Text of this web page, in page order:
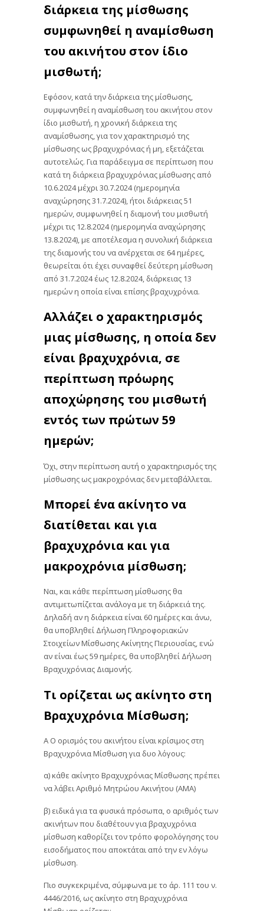
διάρκεια της μίσθωσης
συμφωνηθεί η αναμίσθωση
του ακινήτου στον ίδιο
μισθωτή;
Εφόσον, κατά την διάρκεια της μίσθωσης,
συμφωνηθεί η αναμίσθωση του ακινήτου στον
ίδιο μισθωτή, η χρονική διάρκεια της
αναμίσθωσης, για τον χαρακτηρισμό της
μίσθωσης ως βραχυχρόνιας ή μη, εξετάζεται
αυτοτελώς. Για παράδειγμα σε περίπτωση που
κατά τη διάρκεια βραχυχρόνιας μίσθωσης από
10.6.2024 μέχρι 30.7.2024 (ημερομηνία
αναχώρησης 31.7.2024), ήτοι διάρκειας 51
ημερών, συμφωνηθεί η διαμονή του μισθωτή
μέχρι τις 12.8.2024 (ημερομηνία αναχώρησης
13.8.2024), με αποτέλεσμα η συνολική διάρκεια
της διαμονής του να ανέρχεται σε 64 ημέρες,
θεωρείται ότι έχει συναφθεί δεύτερη μίσθωση
από 31.7.2024 έως 12.8.2024, διάρκειας 13
ημερών η οποία είναι επίσης βραχυχρόνια.
Αλλάζει ο χαρακτηρισμός
μιας μίσθωσης, η οποία δεν
είναι βραχυχρόνια, σε
περίπτωση πρόωρης
αποχώρησης του μισθωτή
εντός των πρώτων 59
ημερών;
Όχι, στην περίπτωση αυτή ο χαρακτηρισμός της
μίσθωσης ως μακροχρόνιας δεν μεταβάλλεται.
Μπορεί ένα ακίνητο να
διατίθεται και για
βραχυχρόνια και για
μακροχρόνια μίσθωση;
Ναι, και κάθε περίπτωση μίσθωσης θα
αντιμετωπίζεται ανάλογα με τη διάρκειά της.
Δηλαδή αν η διάρκεια είναι 60 ημέρες και άνω,
θα υποβληθεί Δήλωση Πληροφοριακών
Στοιχείων Μίσθωσης Ακίνητης Περιουσίας, ενώ
αν είναι έως 59 ημέρες, θα υποβληθεί Δήλωση
Βραχυχρόνιας Διαμονής.
Τι ορίζεται ως ακίνητο στη
Βραχυχρόνια Μίσθωση;
Α Ο ορισμός του ακινήτου είναι κρίσιμος στη
Βραχυχρόνια Μίσθωση για δυο λόγους:
α) κάθε ακίνητο Βραχυχρόνιας Μίσθωσης πρέπει
να λάβει Αριθμό Μητρώου Ακινήτου (ΑΜΑ)
β) ειδικά για τα φυσικά πρόσωπα, ο αριθμός των
ακινήτων που διαθέτουν για βραχυχρόνια
μίσθωση καθορίζει τον τρόπο φορολόγησης του
εισοδήματος που αποκτάται από την εν λόγω
μίσθωση.
Πιο συγκεκριμένα, σύμφωνα με το άρ. 111 του ν.
4446/2016, ως ακίνητο στη Βραχυχρόνια